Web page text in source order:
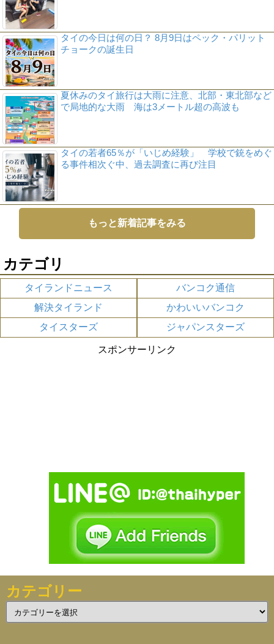
タイの今日は何の日？ 8月9日はペック・パリット
チョークの誕生日
夏休みのタイ旅行は大雨に注意、北部・東北部など
で局地的な大雨 海は3メートル超の高波も
タイの若者65％が「いじめ経験」 学校で銃をめぐ
る事件相次ぐ中、過去調査に再び注目
もっと新着記事をみる
カテゴリ
タイランドニュース
バンコク通信
解決タイランド
かわいいバンコク
タイスターズ
ジャパンスターズ
スポンサーリンク
カテゴリー
テ